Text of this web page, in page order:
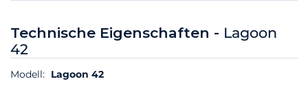
Technische Eigenschaften - Lagoon
42
Modell: Lagoon 42